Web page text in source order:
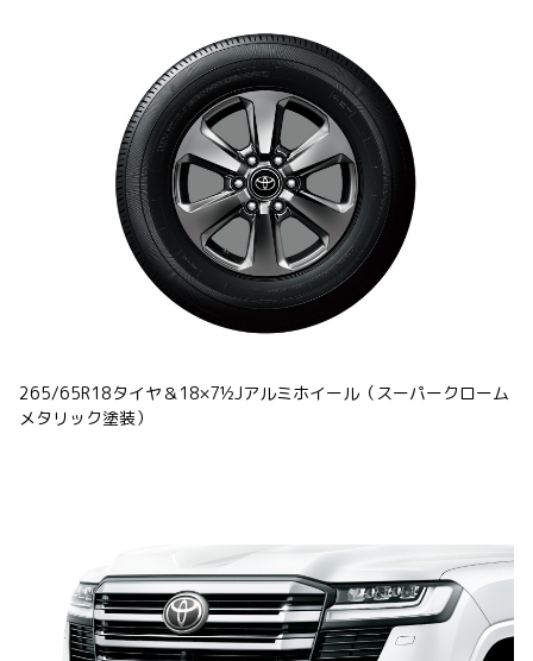
265/65R18タイヤ＆18×7½Jアルミホイール（スーパークローム
メタリック塗装）